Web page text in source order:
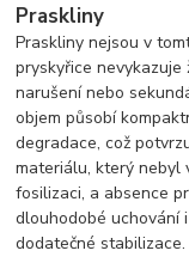
Praskliny
Praskliny nejsou v
pryskyřice nevykazuje
narušení nebo
objem působí
degradace, což
materiálu, který nebyl
fosilizaci, a absence
dlouhodobé uchování
dodatečné stabilizace.